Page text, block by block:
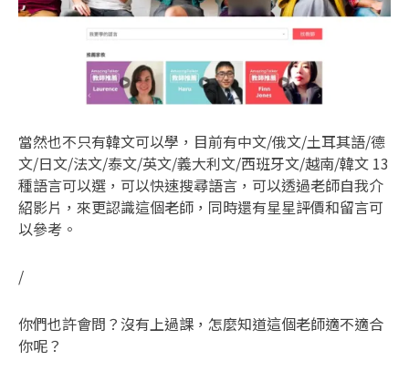
當然也不只有韓文可以學，目前有中文/俄文/土耳其語/德
文/日文/法文/泰文/英文/義大利文/西班牙文/越南/韓文 13
種語言可以選，可以快速搜尋語言，可以透過老師自我介
紹影片，來更認識這個老師，同時還有星星評價和留言可
以參考。
/
你們也許會問？沒有上過課，怎麼知道這個老師適不適合
你呢？